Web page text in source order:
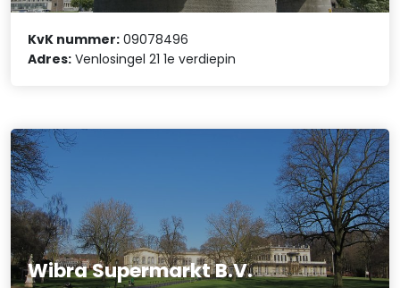
KvK nummer: 09078496
Adres: Venlosingel 21 1e verdiepin
Wibra Supermarkt B.V.